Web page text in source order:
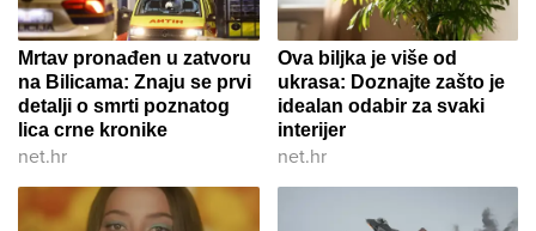
Mrtav pronađen u zatvoru
na Bilicama: Znaju se prvi
detalji o smrti poznatog
lica crne kronike
net.hr
Ova biljka je više od
ukrasa: Doznajte zašto je
idealan odabir za svaki
interijer
net.hr